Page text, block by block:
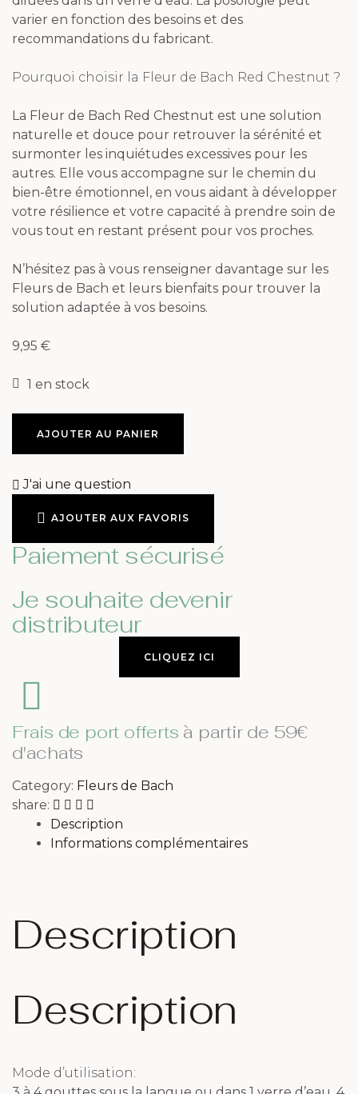
varier en fonction des besoins et des
recommandations du fabricant.
Pourquoi choisir la Fleur de Bach Red Chestnut ?
La Fleur de Bach Red Chestnut est une solution
naturelle et douce pour retrouver la sérénité et
surmonter les inquiétudes excessives pour les
autres. Elle vous accompagne sur le chemin du
bien-être émotionnel, en vous aidant à développer
votre résilience et votre capacité à prendre soin de
vous tout en restant présent pour vos proches.
N’hésitez pas à vous renseigner davantage sur les
Fleurs de Bach et leurs bienfaits pour trouver la
solution adaptée à vos besoins.
9,95 €
1 en stock
AJOUTER AU PANIER
J'ai une question
AJOUTER AUX FAVORIS
Paiement sécurisé
Je souhaite devenir
distributeur
CLIQUEZ ICI
Frais de port offerts à partir de 59€
d'achats
Category: Fleurs de Bach
share:
Description
Informations complémentaires
Description
Description
Mode d’utilisation: